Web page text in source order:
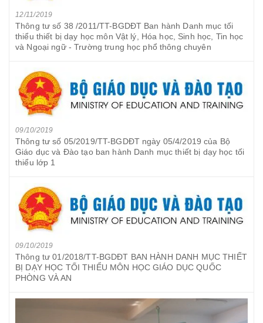
12/11/2019
Thông tư số 38 /2011/TT-BGDĐT Ban hành Danh mục tối
thiểu thiết bị dạy học môn Vật lý, Hóa học, Sinh học, Tin học
và Ngoại ngữ - Trường trung học phổ thông chuyên
09/10/2019
Thông tư số 05/2019/TT-BGDĐT ngày 05/4/2019 của Bộ
Giáo dục và Đào tạo ban hành Danh mục thiết bị dạy học tối
thiểu lớp 1
09/10/2019
Thông tư 01/2018/TT-BGDĐT BAN HÀNH DANH MỤC THIẾT
BỊ DẠY HỌC TỐI THIỂU MÔN HỌC GIÁO DỤC QUỐC
PHÒNG VÀ AN